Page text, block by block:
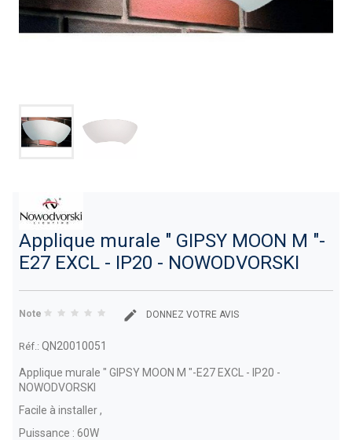
Applique murale " GIPSY MOON M "-
E27 EXCL - IP20 - NOWODVORSKI
Note DONNEZ VOTRE AVIS
Réf.: QN20010051
Applique murale " GIPSY MOON M "-E27 EXCL - IP20 -
NOWODVORSKI
Facile à installer ,
Puissance : 60W